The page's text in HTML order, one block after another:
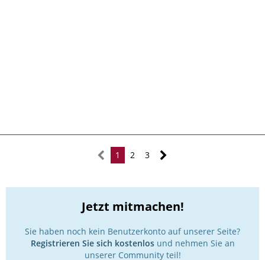
1 2 3
Jetzt mitmachen!
Sie haben noch kein Benutzerkonto auf unserer Seite?
Registrieren Sie sich kostenlosund nehmen Sie an
unserer Community teil!